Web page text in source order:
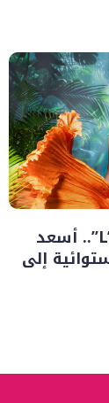
“L’Exotique Botanique”.. أسعد
إلى